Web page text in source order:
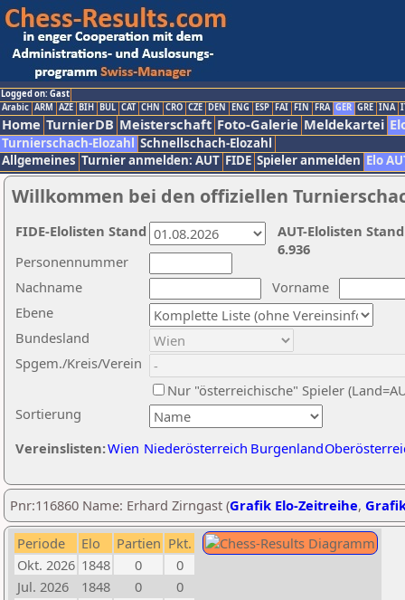
Logged on: Gast
Arabic ARM AZE BIH BUL CAT CHN CRO CZE DEN ENG ESP FAI FIN FRA GER GRE INA
Home TurnierDB Meisterschaft Foto-Galerie Meldekartei
Turnierschach-Elozahl Schnellschach-Elozahl
Allgemeines Turnier anmelden: AUT FIDE Spieler anmelden Elo
Willkommen bei den offiziellen
Nachname
Vorname
Ebene
Sortierung
Personennummer
Bundesland
Spgem./Kreis/Verein
Nur "österreichische" Spieler
Vereinslisten:Wien Niederösterreich Burgenland
AUT-Elolisten
6.936
FIDE-Elolisten Stand
Pnr:116860 Name: Erhard Zirngast (Grafik Elo-Zeitreihe,
Periode Elo Partien Pkt.
Okt. 2026 1848 0
0
Jul. 2026
1848 0
0